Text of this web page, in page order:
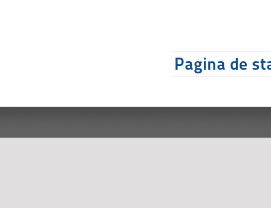
Pagina de